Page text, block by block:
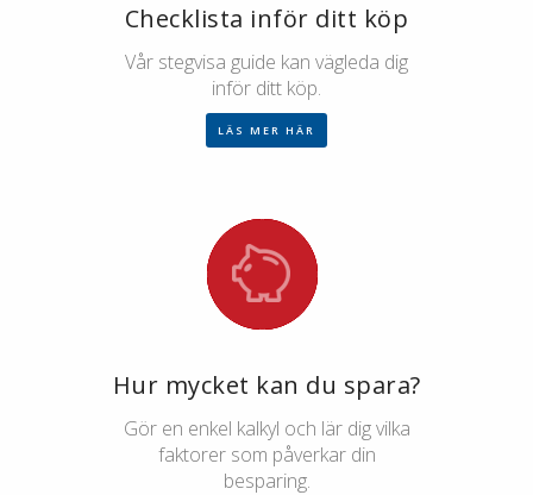
Checklista inför ditt köp
Vår stegvisa guide kan vägleda dig
inför ditt köp.
LÄS MER HÄR
Hur mycket kan du spara?
Gör en enkel kalkyl och lär dig vilka
faktorer som påverkar din
besparing.